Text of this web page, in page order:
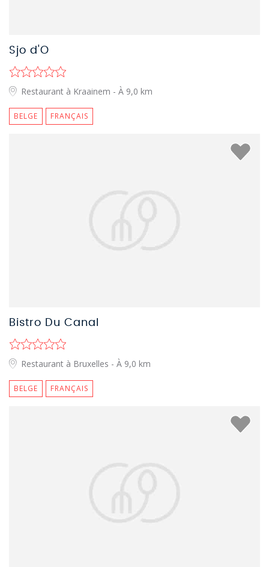
Sjo d'O
Restaurant à Kraainem - À 9,0 km
BELGE FRANÇAIS
Bistro Du Canal
Restaurant à Bruxelles - À 9,0 km
BELGE FRANÇAIS